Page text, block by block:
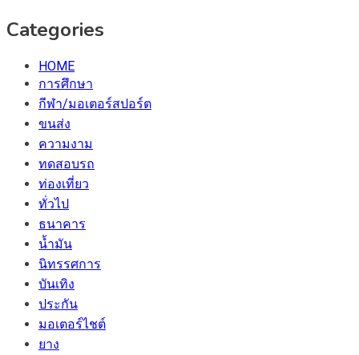
Categories
HOME
การศึกษา
กีฬา/มอเตอร์สปอร์ต
ขนส่ง
ความงาม
ทดสอบรถ
ท่องเที่ยว
ทั่วไป
ธนาคาร
น้ำมัน
นิทรรศการ
บันเทิง
ประกัน
มอเตอร์ไชต์
ยาง